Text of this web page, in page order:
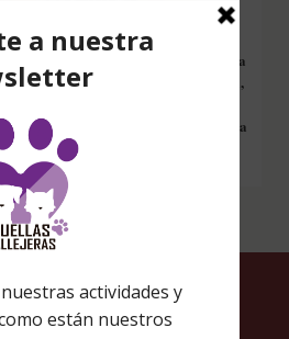
en todos tus dispositivos y cada
búsqueda en internet desde esa página,
será solidaria sin ningún coste extra
para ti.